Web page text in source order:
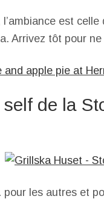
l’ambiance est
Arrivez tôt pour
de la
les autres et